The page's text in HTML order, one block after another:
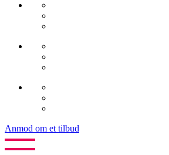
Anmod om et tilbud